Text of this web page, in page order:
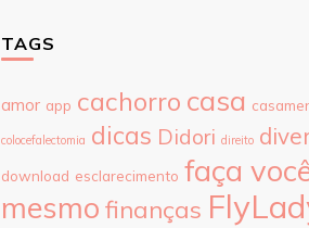
TAGS
amor app cachorro casa
colocefalectomia dicas Didori direito
download esclarecimento faça
mesmo finanças